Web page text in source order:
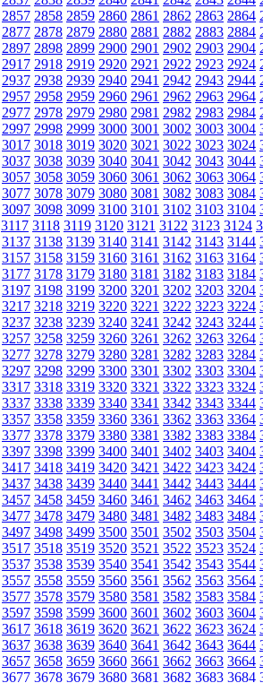
2857 2858 2859 2860 2861 2862 2863 2864
2877 2878 2879 2880 2881 2882 2883 2884
2897 2898 2899 2900 2901 2902 2903 2904
2917 2918 2919 2920 2921 2922 2923 2924
2937 2938 2939 2940 2941 2942 2943 2944
2957 2958 2959 2960 2961 2962 2963 2964
2977 2978 2979 2980 2981 2982 2983 2984
2997 2998 2999 3000 3001 3002 3003 3004
3017 3018 3019 3020 3021 3022 3023 3024
3037 3038 3039 3040 3041 3042 3043 3044
3057 3058 3059 3060 3061 3062 3063 3064
3077 3078 3079 3080 3081 3082 3083 3084
3097 3098 3099 3100 3101 3102 3103 3104
3117 3118 3119 3120 3121 3122 3123 3124
3137 3138 3139 3140 3141 3142 3143 3144
3157 3158 3159 3160 3161 3162 3163 3164
3177 3178 3179 3180 3181 3182 3183 3184
3197 3198 3199 3200 3201 3202 3203 3204
3217 3218 3219 3220 3221 3222 3223 3224
3237 3238 3239 3240 3241 3242 3243 3244
3257 3258 3259 3260 3261 3262 3263 3264
3277 3278 3279 3280 3281 3282 3283 3284
3297 3298 3299 3300 3301 3302 3303 3304
3317 3318 3319 3320 3321 3322 3323 3324
3337 3338 3339 3340 3341 3342 3343 3344
3357 3358 3359 3360 3361 3362 3363 3364
3377 3378 3379 3380 3381 3382 3383 3384
3397 3398 3399 3400 3401 3402 3403 3404
3417 3418 3419 3420 3421 3422 3423 3424
3437 3438 3439 3440 3441 3442 3443 3444
3457 3458 3459 3460 3461 3462 3463 3464
3477 3478 3479 3480 3481 3482 3483 3484
3497 3498 3499 3500 3501 3502 3503 3504
3517 3518 3519 3520 3521 3522 3523 3524
3537 3538 3539 3540 3541 3542 3543 3544
3557 3558 3559 3560 3561 3562 3563 3564
3577 3578 3579 3580 3581 3582 3583 3584
3597 3598 3599 3600 3601 3602 3603 3604
3617 3618 3619 3620 3621 3622 3623 3624
3637 3638 3639 3640 3641 3642 3643 3644
3657 3658 3659 3660 3661 3662 3663 3664
3677 3678 3679 3680 3681 3682 3683 3684